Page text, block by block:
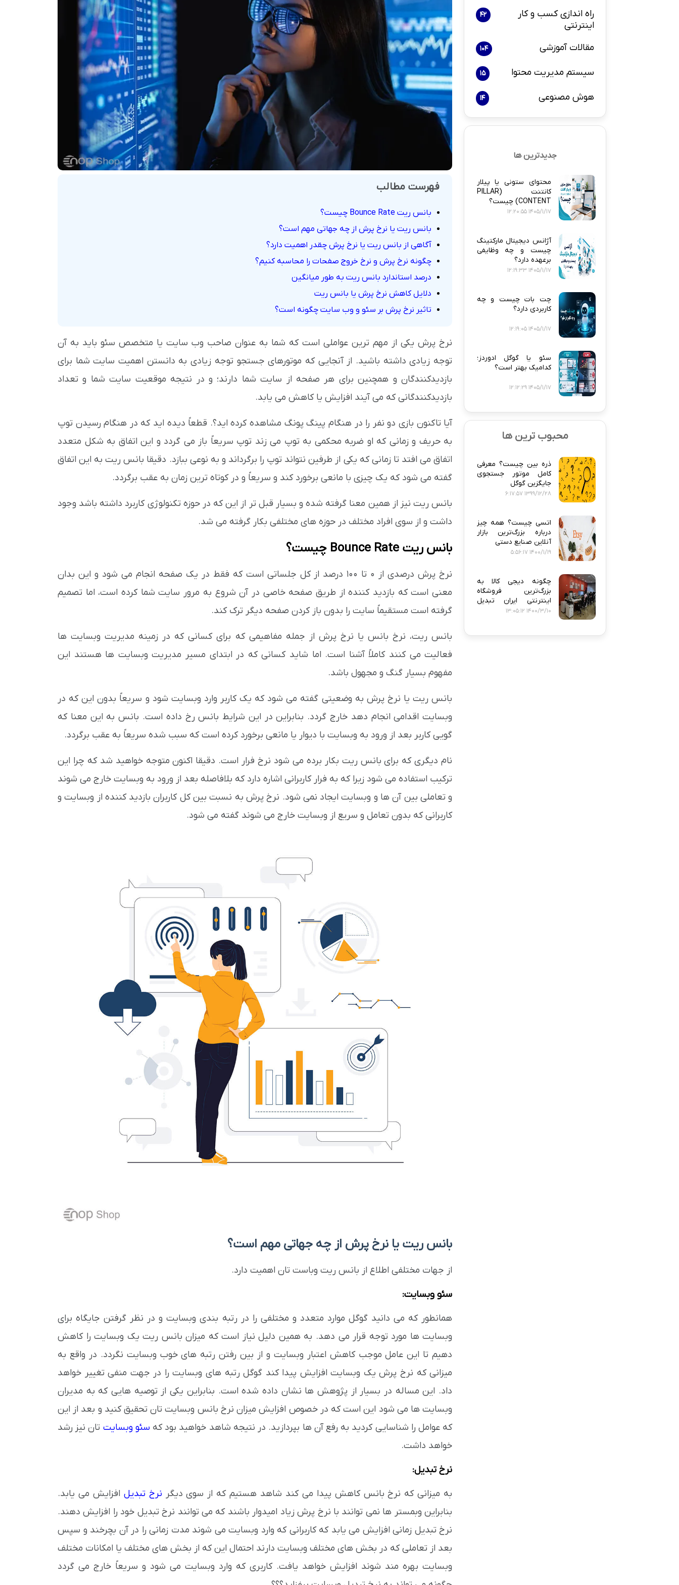
بازاریابی و فروش هوش مصنوعی درگاه های پرداخت اینترنتی پلاگین های ارسال پیامک
پلاگین های ارسال و تحویل
فهرست مطالب
بانس ریت Bounce Rate چیست؟
بانس ریت یا نرخ پرش از چه جهاتی مهم است؟
آگاهی از بانس ریت یا نرخ پرش چقدر اهمیت دارد؟
چگونه نرخ پرش و نرخ خروج صفحات را محاسبه کنیم؟
درصد استاندارد بانس ریت به طور میانگین
دلایل کاهش نرخ پرش یا بانس ریت
تاثیر نرخ پرش بر سئو و وب سایت چگونه است؟
نرخ پرش یکی از مهم ترین عواملی است که شما به عنوان صاحب وب سایت یا متخصص سئو باید به آن
توجه زیادی داشته باشید. از آنجایی که موتورهای جستجو توجه زیادی به دانستن اهمیت سایت شما برای
بازدیدکنندگان و همچنین برای هر صفحه از سایت شما دارند؛ و در نتیجه موقعیت سایت شما و تعداد
بازدیدکنندگانی که می آیند افزایش یا کاهش می یابد.
آیا تاکنون بازی دو نفر را در هنگام پینگ پونگ مشاهده کرده اید؟. قطعاً دیده اید که در هنگام رسیدن توپ
به حریف و زمانی که او ضربه محکمی به توپ می زند توپ سریعاً باز می گردد و این اتفاق به شکل متعدد
اتفاق می افتد تا زمانی که یکی از طرفین نتواند توپ را برگرداند و به نوعی ببازد. دقیقا بانس ریت به این اتفاق
گفته می شود که یک چیزی با مانعی برخورد کند و سریعاً و در کوتاه ترین زمان به عقب برگردد.
بانس ریت نیز از همین معنا گرفته شده و بسیار قبل تر از این که در حوزه تکنولوژی کاربرد داشته باشد وجود
داشت و از سوی افراد مختلف در حوزه های مختلفی بکار گرفته می شد.
بانس ریت Bounce Rate چیست؟
نرخ پرش درصدی از 0 تا 100 درصد از کل جلساتی است که فقط در یک صفحه انجام می شود و این بدان
معنی است که بازدید کننده از طریق صفحه خاصی در آن شروع به مرور سایت شما کرده است، اما تصمیم
گرفته است مستقیماً سایت را بدون باز کردن صفحه دیگر ترک کند.
بانس ریت، نرخ بانس یا نرخ پرش از جمله مفاهیمی که برای کسانی که در زمینه مدیریت وبسایت ها
فعالیت می کنند کاملاً آشنا است. اما شاید کسانی که در ابتدای مسیر مدیریت وبسایت ها هستند این
مفهوم بسیار گنگ و مجهول باشد.
بانس ریت یا نرخ پرش به وضعیتی گفته می شود که یک کاربر وارد وبسایت شود و سریعاً بدون این که در
وبسایت اقدامی انجام دهد خارج گردد. بنابراین در این شرایط بانس رخ داده است. بانس به این معنا که
گویی کاربر بعد از ورود به وبسایت با دیوار یا مانعی برخورد کرده است که سبب شده سریعاً به عقب برگردد.
نام دیگری که برای بانس ریت بکار برده می شود نرخ فرار است. دقیقا اکنون متوجه خواهید شد که چرا این
ترکیب استفاده می شود زیرا که به فرار کاربرانی اشاره دارد که بلافاصله بعد از ورود به وبسایت خارج می شوند
و تعاملی بین آن ها و وبسایت ایجاد نمی شود. نرخ پرش به نسبت بین کل کاربران بازدید کننده از وبسایت و
کاربرانی که بدون تعامل و سریع از وبسایت خارج می شوند گفته می شود.
بانس ریت یا نرخ پرش از چه جهاتی مهم است؟
از جهات مختلفی اطلاع از بانس ریت وباست تان اهمیت دارد.
سئو وبسایت:
همانطور که می دانید گوگل موارد متعدد و مختلفی را در رتبه بندی وبسایت و در نظر گرفتن جایگاه برای
وبسایت ها مورد توجه قرار می دهد. به همین دلیل نیاز است که میزان بانس ریت یک وبسایت را کاهش
دهیم تا این عامل موجب کاهش اعتبار وبسایت و از بین رفتن رتبه های خوب وبسایت نگردد. در واقع به
میزانی که نرخ پرش یک وبسایت افزایش پیدا کند گوگل رتبه های وبسایت را در جهت منفی تغییر خواهد
داد. این مساله در بسیار از پژوهش ها نشان داده شده است. بنابراین یکی از توصیه هایی که به مدیران
وبسایت ها می شود این است که در خصوص افزایش میزان نرخ بانس وبسایت تان تحقیق کنید و بعد از این
که عوامل را شناسایی کردید به رفع آن ها بپردازید. در نتیجه شاهد خواهید بود که سئو وبسایت تان نیز رشد
خواهد داشت.
نرخ تبدیل:
به میزانی که نرخ بانس کاهش پیدا می کند شاهد هستیم که از سوی دیگر نرخ تبدیل افزایش می یابد.
بنابراین وبمستر ها نمی توانند با نرخ پرش زیاد امیدوار باشند که می توانند نرخ تبدیل خود را افزایش دهند.
نرخ تبدیل زمانی افزایش می یابد که کاربرانی که وارد وبسایت می شوند مدت زمانی را در آن بچرخند و سپس
بعد از تعاملی که در بخش های مختلف وبسایت دارند احتمال این که از بخش های مختلف یا امکانات مختلف
وبسایت بهره مند شوند افزایش خواهد یافت. کاربری که وارد وبسایت می شود و سریعاً خارج می گردد
راه اندازی کسب و کار
اینترنتی
42
مقالات آموزشی 104
سیستم مدیریت محتوا 15
هوش مصنوعی 14
جدیدترین ها
محتوای ستونی یا پیلار
کانتنت (PILLAR
CONTENT) چیست؟
1405/1/17 12:20:55
آژانس دیجیتال مارکتینگ
چیست و چه وظایفی
برعهده دارد؟
1405/1/17 12:19:33
چت بات چیست و چه
کاربردی دارد؟
1405/1/17 12:19:05
سئو یا گوگل ادوردز؛
کدامیک بهتر است؟
1405/1/17 12:12:29
محبوب ترین ها
ذره‌ بین چیست؟ معرفی
کامل موتور جستجوی
جایگزین گوگل
1399/12/28 6:17:57
اتسی چیست؟ همه‌ چیز
درباره بزرگ‌ترین بازار
آنلاین صنایع دستی
1400/1/19 5:56:17
چگونه دیجی‌ کالا به
بزرگ‌ترین فروشگاه
اینترنتی ایران تبدیل
شد؟
1400/3/10 13:05:12